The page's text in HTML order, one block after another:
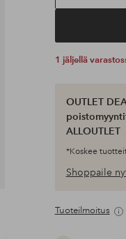
1 jäljellä
OUTLET
ALLOUTLET
*Koskee
Shoppaile
Tuoteilmoitus